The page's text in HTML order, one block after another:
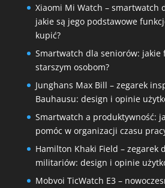
Xiaomi Mi Watch – smartwatch
jakie są jego podstawowe
kupić?
Smartwatch dla seniorów: jakie
starszym osobom?
Junghans Max Bill – zegarek
Bauhausu: design i opinie
Smartwatch a produktywność:
pomóc w organizacji czasu
Hamilton Khaki Field – zegarek
militariów: design i opinie
Mobvoi TicWatch E3 –